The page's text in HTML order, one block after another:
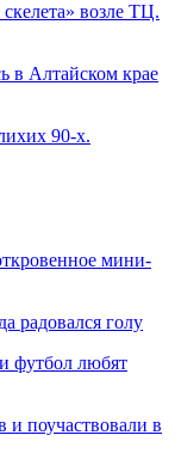
возле ТЦ.
в Алтайском крае
90-х.
мини-
радовался голу
футбол любят
и поучаствовали в